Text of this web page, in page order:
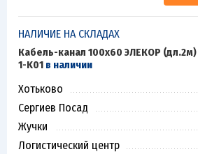
НАЛИЧИЕ НА СКЛАДАХ
Кабель-канал 100х60 ЭЛЕКОР
1-K01 в наличии
Хотьково
Сергиев Посад
Жучки
Логистический центр